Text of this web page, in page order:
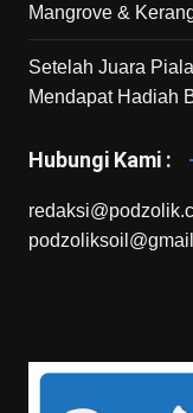
Mangrove &
Setelah Juara
Mendapat Hadiah
Hubungi Kami :